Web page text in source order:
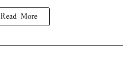
Read More